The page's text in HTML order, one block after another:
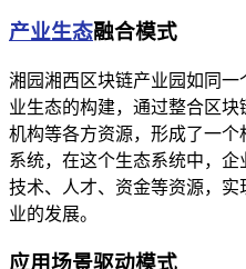
产业生态融合模式
湘园湘西区块链产业园如同
业生态的构建，通过整合区
机构等各方资源，形成了一
系统，在这个生态系统中，
技术、人才、资金等资源，
业的发展。
应用场景驱动模式